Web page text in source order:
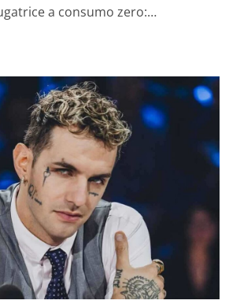
a consumo zero:…